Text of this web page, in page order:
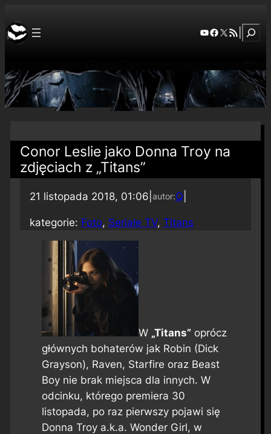
YouTube
Facebook
X RSS Feed
Conor Leslie jako Donna Troy na
zdjęciach z „Titans”
21 listopada 2018, 01:06 autor:Q
kategorie: Foto, Seriale TV, Titans
W „Titans”oprócz
głównych bohaterów jak Robin (Dick
Grayson), Raven, Starfire oraz Beast
Boy nie brak miejsca dla innych. W
odcinku, którego premiera 30
listopada, po raz pierwszy pojawi się
Donna Troy a.k.a. Wonder Girl, w